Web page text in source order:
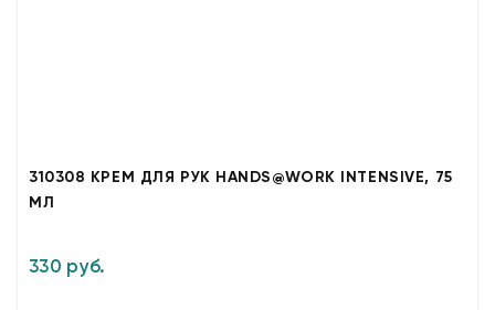
310308 КРЕМ ДЛЯ РУК HANDS@WORK INTENSIVE, 75
МЛ
330 руб.